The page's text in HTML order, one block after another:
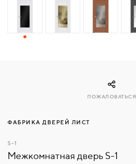
СВЯЗАТЬСЯ
ФАБРИКА ДВЕРЕЙ ЛИСТ
S-1
Межкомнатная дверь S-1
ПОЖАЛОВАТЬСЯ